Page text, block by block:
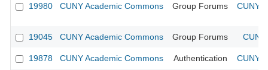
19980 CUNY Academic Commons Group Forums CUNY
19045 CUNY Academic Commons Group Forums
19878 CUNY Academic Commons Authentication CUNY